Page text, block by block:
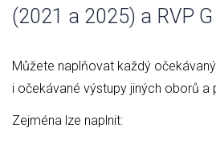
(2021 a 2025) a RVP
Můžete naplňovat každý
i očekávané výstupy jiných oborů a
Zejména lze naplnit: